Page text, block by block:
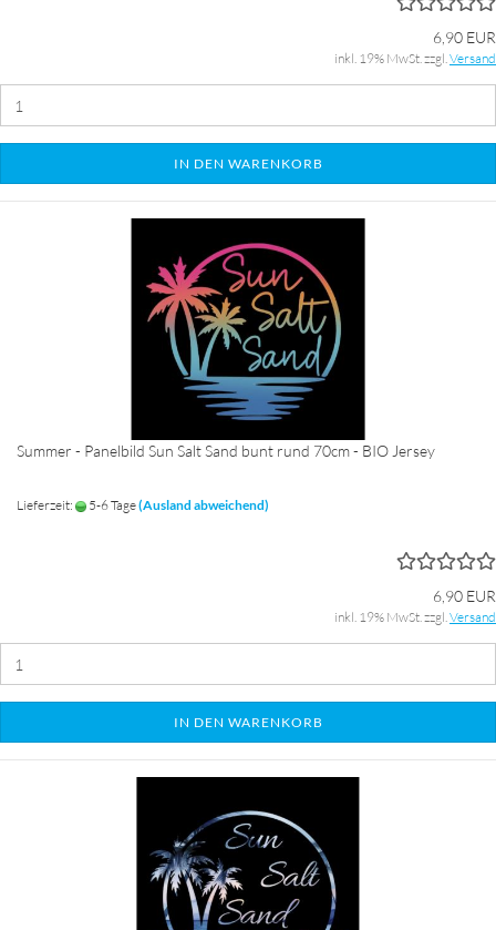
6,90 EUR
inkl. 19% MwSt. zzgl.Versand
IN DEN WARENKORB
Summer - Panelbild Sun Salt Sand bunt rund 70cm - BIO Jersey
Lieferzeit: 5-6 Tage(Ausland abweichend)
6,90 EUR
inkl. 19% MwSt. zzgl.Versand
IN DEN WARENKORB